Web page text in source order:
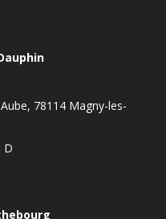
78114 Magny-les-
D